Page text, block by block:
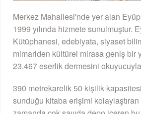
Merkez Mahallesi'nde yer alan
1999 yılında hizmete sunulmuştur.
Kütüphanesi, edebiyata, siyaset
mimariden kültürel mirasa geniş bir
23.467 eserlik dermesini
390 metrekarelik 50 kişilik
sunduğu kitaba erişimi kolaylaştıran